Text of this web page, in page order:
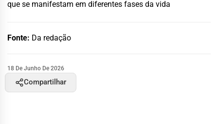
que se manifestam em diferentes fases da vida
Fonte: Da redação
18 De Junho De 2026
Compartilhar